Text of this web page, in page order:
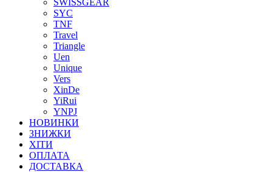
SWISSGEAR
SYC
TNF
Travel
Triangle
Uen
Unique
Vers
XinDe
YiRui
YNPJ
НОВИНКИ
ЗНИЖКИ
ХІТИ
ОПЛАТА
ДОСТАВКА